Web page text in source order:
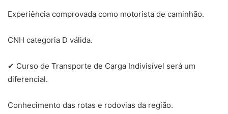
Experiência comprovada como motorista de caminhão.
CNH categoria D válida.
✔ Curso de Transporte de Carga Indivisível será um
diferencial.
Conhecimento das rotas e rodovias da região.